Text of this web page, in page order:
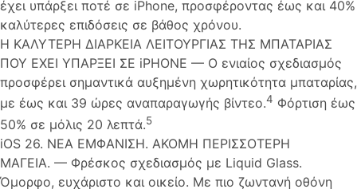
έχει υπάρξει ποτέ σε iPhone, προσφέροντας έως και 40%
καλύτερες επιδόσεις σε βάθος χρόνου.
Η ΚΑΛΥΤΕΡΗ ΔΙΑΡΚΕΙΑ ΛΕΙΤΟΥΡΓΙΑΣ ΤΗΣ ΜΠΑΤΑΡΙΑΣ
ΠΟΥ ΕΧΕΙ ΥΠΑΡΞΕΙ ΣΕ iPHONE — Ο ενιαίος σχεδιασμός
προσφέρει σημαντικά αυξημένη χωρητικότητα μπαταρίας,
με έως και 39 ώρες αναπαραγωγής βίντεο.4 Φόρτιση έως
50% σε μόλις 20 λεπτά.5
iOS 26. ΝΕΑ ΕΜΦΑΝΙΣΗ. ΑΚΟΜΗ ΠΕΡΙΣΣΟΤΕΡΗ
ΜΑΓΕΙΑ. — Φρέσκος σχεδιασμός με Liquid Glass.
Όμορφο, ευχάριστο και οικείο. Με πιο ζωντανή οθόνη